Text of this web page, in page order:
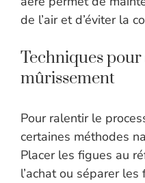
de l’air et d’éviter la
Techniques
mûrissement
Pour ralentir le
certaines méthodes
Placer les figues au
l’achat ou séparer